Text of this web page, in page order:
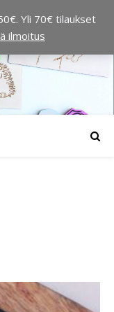
Yli 70€ tilaukset
ilmoitus